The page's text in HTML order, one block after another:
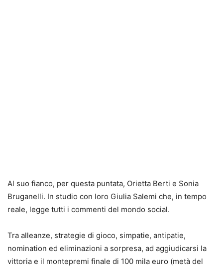
Al suo fianco, per questa puntata, Orietta Berti e Sonia
Bruganelli. In studio con loro Giulia Salemi che, in tempo
reale, legge tutti i commenti del mondo social.
Tra alleanze, strategie di gioco, simpatie, antipatie,
nomination ed eliminazioni a sorpresa, ad aggiudicarsi la
vittoria e il montepremi finale di 100 mila euro (metà del